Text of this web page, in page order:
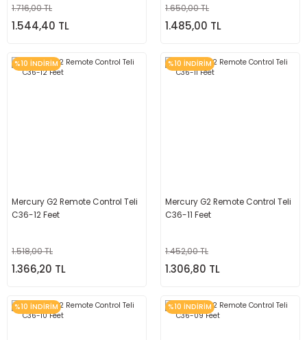
1.716,00 TL
1.544,40 TL
1.650,00 TL
1.485,00 TL
%10 İNDİRİM
Mercury G2 Remote Control Teli
C36-12 Feet
1.518,00 TL
1.366,20 TL
%10 İNDİRİM
Mercury G2 Remote Control Teli
C36-11 Feet
1.452,00 TL
1.306,80 TL
%10 İNDİRİM %10 İNDİRİM